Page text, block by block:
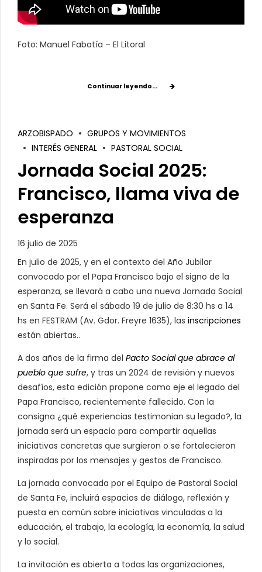
Foto: Manuel Fabatía – El Litoral
Continuar leyendo...
ARZOBISPADO
GRUPOS Y MOVIMIENTOS
INTERÉS GENERAL
PASTORAL SOCIAL
Jornada Social 2025:
Francisco, llama viva de
esperanza
16 julio de 2025
En julio de 2025, y en el contexto del Año Jubilar
convocado por el Papa Francisco bajo el signo de la
esperanza, se llevará a cabo una nueva Jornada Social
en Santa Fe. Será el sábado 19 de julio de 8:30 hs a 14
hs en FESTRAM (Av. Gdor. Freyre 1635), las inscripciones
están abiertas..
A dos años de la firma del Pacto Social que abrace al
pueblo que sufre, y tras un 2024 de revisión y nuevos
desafíos, esta edición propone como eje el legado del
Papa Francisco, recientemente fallecido. Con la
consigna ¿qué experiencias testimonian su legado?, la
jornada será un espacio para compartir aquellas
iniciativas concretas que surgieron o se fortalecieron
inspiradas por los mensajes y gestos de Francisco.
La jornada convocada por el Equipo de Pastoral Social
de Santa Fe, incluirá espacios de diálogo, reflexión y
puesta en común sobre iniciativas vinculadas a la
educación, el trabajo, la ecología, la economía, la salud
y lo social.
La invitación es abierta a todas las organizaciones,